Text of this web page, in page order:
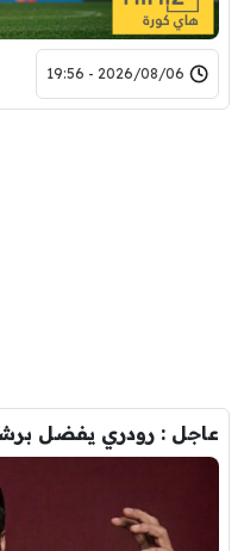
2026/08/06 - 19:56
عاجل : رودري يفضل